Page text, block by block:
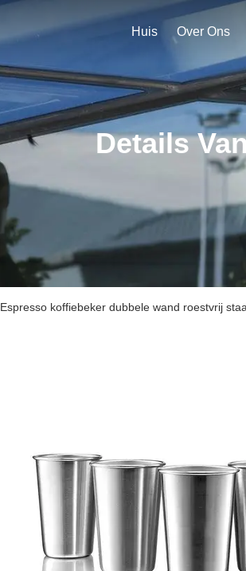
Huis Over Ons
Details
Espresso koffiebeker dubbele wand roestvrij